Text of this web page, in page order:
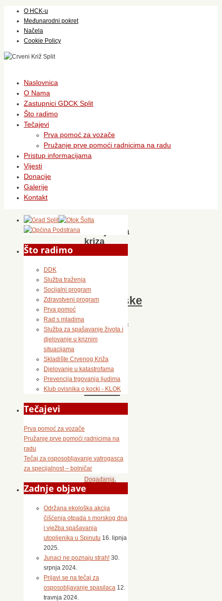
O HCK-u
Međunarodni pokret
Načela
Cookie Policy
content
Naslovnica
O Nama
Zastupnici GDCK Split
Što radimo
Tečajevi
Prva pomoć za vozače
Pružanje prve pomoći radnicima na radu
Pristup informacijama
Vijesti
Donacije
Galerije
Kontakt
Oznaka:
Ukrajinska
kriza
od
početka
Ukrajinske
pružena
pomoć
tisuću
u
Splitu
i
okolici
2023.
veljače
2023.
Događanja
Važno
24.
navršava
se
dana
početka
Što radimo
DDK
Služba traženja
Socijalni program
Zdravstveni program
Prva pomoć
Rad s mladima
Služba za spašavanje života i
djelovanje u kriznim
situacijama
Skladište Crvenog Križa
Djelovanje u katastrofama
Prevencija trgovanja ljudima
Klub ovisnika o kocki - KLOK
Tečajevi
Prva pomoć za vozače
Pružanje prve pomoći radnicima na
radu
Tečaj za osposobljavanje vatrogasca
za specijalnost – bolničar
Zadnje objave
Održana ekološka akcija
čišćenja otpada s morskog dna
i vježba spašavanja
utopljenika u Spinutu 16. lipnja
2025.
Junaci ne poznaju strah! 30.
srpnja 2024.
Prijavi se na tečaj za
osposobljavanje spasilaca 12.
travnja 2024.